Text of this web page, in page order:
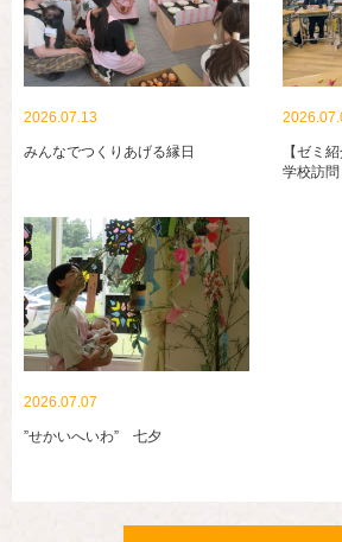
2026.07.13
みんなでつくりあげる縁日
【ゼミ
学校訪問
2026.07.07
”せかいへいわ” 七夕